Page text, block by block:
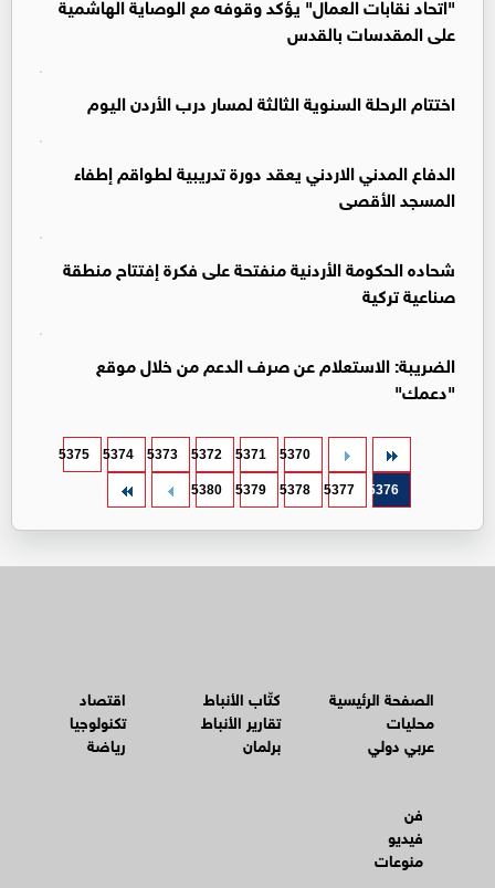
على المقدسات بالقدس
اختتام الرحلة السنوية الثالثة لمسار درب الأردن اليوم
الدفاع المدني الاردني يعقد دورة تدريبية لطواقم إطفاء
المسجد الأقصى
شحاده الحكومة الأردنية منفتحة على فكرة إفتتاح منطقة
صناعية تركية
الضريبة: الاستعلام عن صرف الدعم من خلال موقع
"دعمك"
5370
5371
5372
5373
5374
5375
5376
5377
5378
5379
5380
الصفحة الرئيسية
محليات
عربي دولي
كتّاب الأنباط
تقارير الأنباط
برلمان
اقتصاد
تكنولوجيا
رياضة
فن
فيديو
منوعات